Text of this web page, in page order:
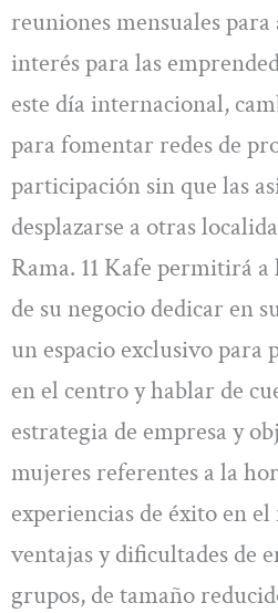
reuniones mensuales
interés para las
este día internacional,
para fomentar redes de
participación sin que las
desplazarse a otras
Rama. 11 Kafe permitirá
de su negocio dedicar en
un espacio exclusivo para
en el centro y hablar de
estrategia de empresa y
mujeres referentes a la
experiencias de éxito en
ventajas y dificultades de
grupos, de tamaño